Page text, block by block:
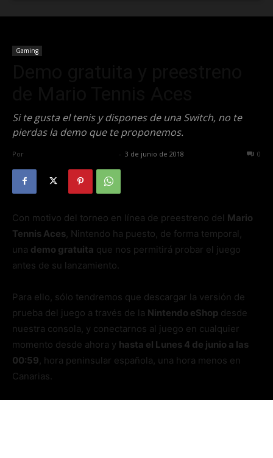
Gaming
Si te gusta el tenis y dispones de una Switch, no te
pierdas la demo que te proponemos.
Por - 3 de junio de 2018 0
Con motivo del torneo en línea de preestreno del Mario
Tennis Aces , Nintendo ha puesto, de forma temporal,
una demo gratuita que nos permitirá probar el juego
antes de su lanzamiento.
Para ello, sólo tendremos que descargar la versión de
prueba del juego a través de la Nintendo eShop desde
nuestra consola, y conectarnos al juego en cualquier
momento desde ahora y hasta el Lunes 4 de junio a las
00:59 , hora peninsular española, una hora menos en
Canarias.